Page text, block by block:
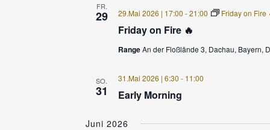
FR.
29
Friday on Fire 🔥
29.Mai 2026 | 17:00 -21:00 Friday on Fire
RangeAn der Floßlände 3, Dachau, Bayern,
SO.
31 Early Morning
31.Mai 2026 | 6:30 - 11:00
Juni 2026